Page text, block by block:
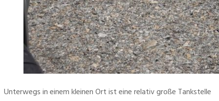
Unterwegs in einem kleinen Ort ist eine relativ große Tankstelle